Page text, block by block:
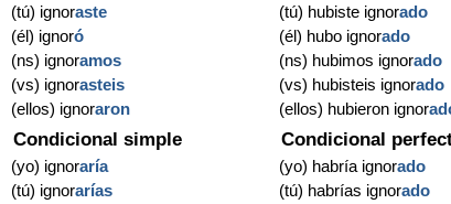
(tú) ignoraste
(él) ignoró
(ns) ignoramos
(vs) ignorasteis
(ellos) ignoraron
(tú) hubiste ignorado
(él) hubo ignorado
(ns) hubimos ignorado
(vs) hubisteis ignorado
(ellos) hubieron ignor
Condicional simple
(yo) ignoraría
(tú) ignorarías
Condicional
(yo) habría ignorado
(tú) habrías ignorado